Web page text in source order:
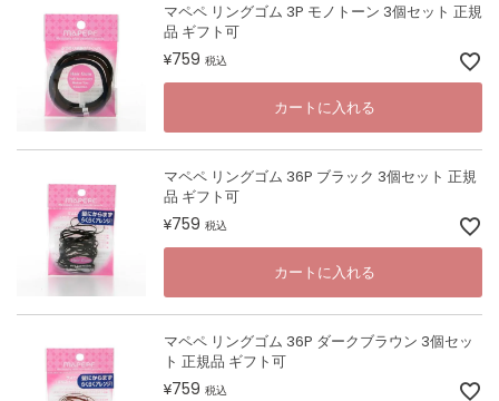
マペペ リングゴム 3P モノトーン 3個セット 正規
品 ギフト可
¥759 税込
カートに入れる
マペペ リングゴム 36P ブラック 3個セット 正規
品 ギフト可
¥759 税込
カートに入れる
マペペ リングゴム 36P ダークブラウン 3個セッ
ト 正規品 ギフト可
¥759 税込